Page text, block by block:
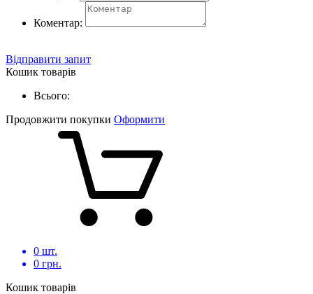
Коментар:
Відправити запит
Кошик товарів
Всього:
Продовжити покупки Оформити
0 шт.
0 грн.
Кошик товарів